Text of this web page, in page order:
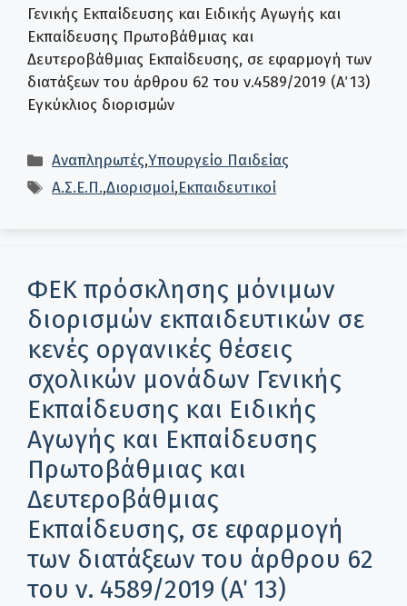
Γενικής Εκπαίδευσης και Ειδικής Αγωγής και
Εκπαίδευσης Πρωτοβάθμιας και
Δευτεροβάθμιας Εκπαίδευσης, σε εφαρμογή των
διατάξεων του άρθρου 62 του ν.4589/2019 (Α΄ 13)
Εγκύκλιος διορισμών
Κατηγορίες
Αναπληρωτές,Υπουργείο Παιδείας
Ετικέτες
Α.Σ.Ε.Π.,Διορισμοί,Εκπαιδευτικοί
ΦΕΚ πρόσκλησης μόνιμων
διορισμών εκπαιδευτικών σε
κενές οργανικές θέσεις
σχολικών μονάδων Γενικής
Εκπαίδευσης και Ειδικής
Αγωγής και Εκπαίδευσης
Πρωτοβάθμιας και
Δευτεροβάθμιας
Εκπαίδευσης, σε εφαρμογή
των διατάξεων του άρθρου 62
του ν. 4589/2019 (Α΄ 13)